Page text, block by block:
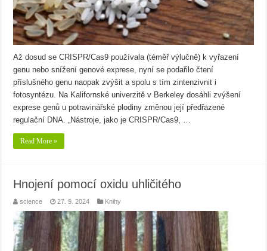
Až dosud se CRISPR/Cas9 používala (téměř výlučně) k vyřazení
genu nebo snížení genové exprese, nyní se podařilo čtení
příslušného genu naopak zvýšit a spolu s tím zintenzivnit i
fotosyntézu. Na Kalifornské univerzitě v Berkeley dosáhli zvýšení
exprese genů u potravinářské plodiny změnou její předřazené
regulační DNA. „Nástroje, jako je CRISPR/Cas9, …
Read More »
Hnojení pomocí oxidu uhličitého
science 27. 9. 2024 Knihy